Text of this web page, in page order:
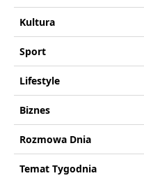
Kultura
Sport
Lifestyle
Biznes
Rozmowa Dnia
Temat Tygodnia